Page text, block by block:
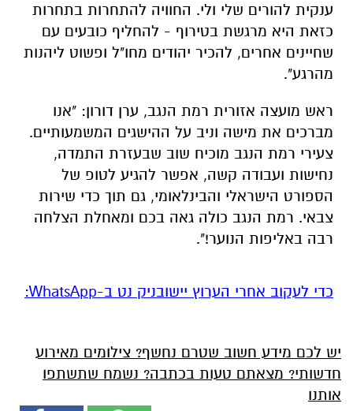
ענקית להורים שלי ולי. החוויה להתחרות בתחרות
כזאת היא מרגשת בטירוף - להחליף כובעים עם
שחיינים אחרים, להכיר יהודים מחו"ל ופשוט ליהנות
מהרגע".
ראש מועצה אזורית רמת הנגב, ערן דורון: "אנו
מברכים את מישה וניב על ההישגים המשמעותיים.
צעירי רמת הנגב מוכיח שוב שבעזרת התמדה,
נחישות ועבודה קשה, אפשר להגיע לטופ של
הספורט הישראלי והבינלאומי, גם תוך כדי שירות
צבאי. רמת הנגב כולה גאה בכם ומאחלת הצלחה
רבה באליפות הנוער!".
‏כדי לעקוב אחרי הערוץ יישובניק נט ב-WhatsApp:‏‏‏
יש לכם מידע חשוב שטרם נחשף? צילומים מאירוע
חדשותי? מצאתם טעות בכתבה? נשמח שתשתפו
אותנו